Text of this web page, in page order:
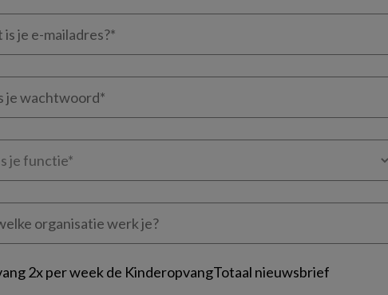
2x per week de KinderopvangTotaal nieuwsbrief